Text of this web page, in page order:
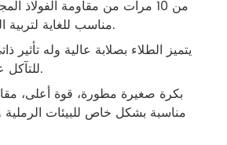
من 10 مرات من مقاومة الفولاذ
مناسب للغاية لتربية الماشية والدواجن.
يتميز الطلاء بصلابة عالية وله تأثير
للتآكل على سطح القطع.
بكرة صغيرة مطورة، قوة أعلى،
مناسبة بشكل خاص للبيئات الرملية